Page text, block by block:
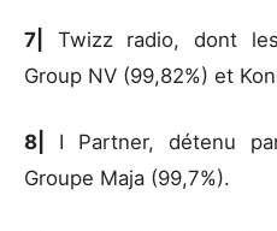
7|
Twizz radio, dont
Group NV (99,82%) et
8|
I Partner, détenu
Groupe Maja (99,7%).